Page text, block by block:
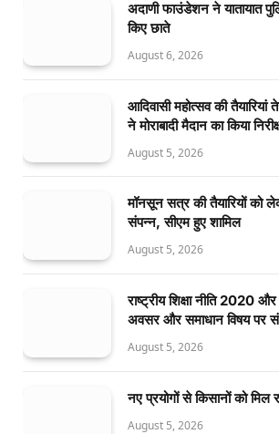
अदाणी फाउंडेशन ने यातायात
किए छाते
August 6, 2026
आदिवासी महोत्सव की
ने मोराबादी मैदान का किया
August 5, 2026
मॉनसून सत्र की तैयारियों को
संपन्न, सीएम हुए शामिल
August 5, 2026
राष्ट्रीय शिक्षा नीति 2020 और
अवसर और समाधान विषय पर
August 5, 2026
नए प्रयोगों से किसानों को मिल
August 5, 2026